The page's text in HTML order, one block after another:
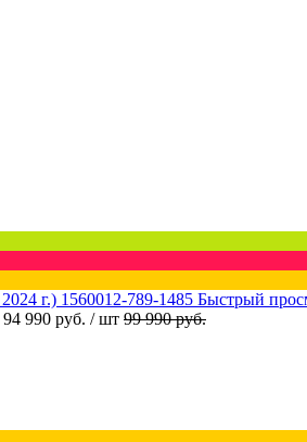
Быстрый
94 990 руб. / шт 99 990 руб.